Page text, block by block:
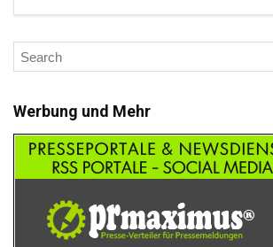
Werbung und Mehr